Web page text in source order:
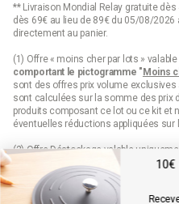
** Livraison Mondial Relay gratuite
dès 69€ au lieu de 89€ du 05/08/
directement au panier.
(1) Offre « moins cher par lots »
comportant le pictogramme "Moins
sont des offres prix volume
sont calculées sur la somme des prix
produits composant ce lot ou ce kit et
éventuelles réductions appliquées sur
(2) Offre Déstockage valable
pictogramme "Déstockage" jusqu'à
(3) 10€ de remise sur votre première
d’achats pour les nouveaux inscrits